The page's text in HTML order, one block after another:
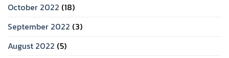
October 2022 (18)
September 2022 (3)
August 2022 (5)